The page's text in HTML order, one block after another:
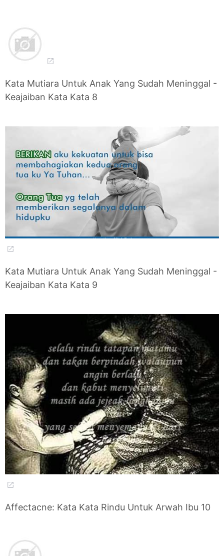
Kata Mutiara Untuk Anak Yang Sudah Meninggal -
Keajaiban Kata Kata 8
Kata Mutiara Untuk Anak Yang Sudah Meninggal -
Keajaiban Kata Kata 9
Affectacne: Kata Kata Rindu Untuk Arwah Ibu 10